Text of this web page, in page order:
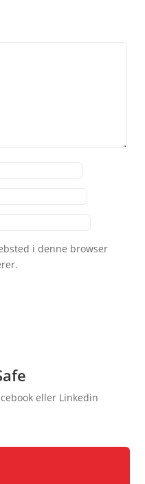
i denne browser
eller Linkedin